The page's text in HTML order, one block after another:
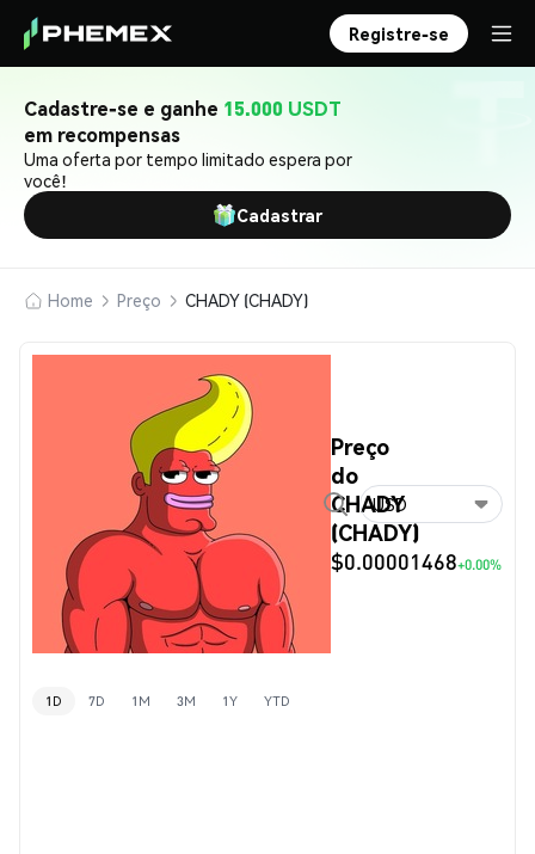
Registre-se
Cadastre-se e ganhe 15.000 USDT
em recompensas
Uma oferta por tempo limitado espera por
você!
Cadastrar
Home Preço CHADY (CHADY)
Preço
do
CHADY
(CHADY)
$0.00001468+0.00%
USD
1D 7D 1M 3M 1Y YTD